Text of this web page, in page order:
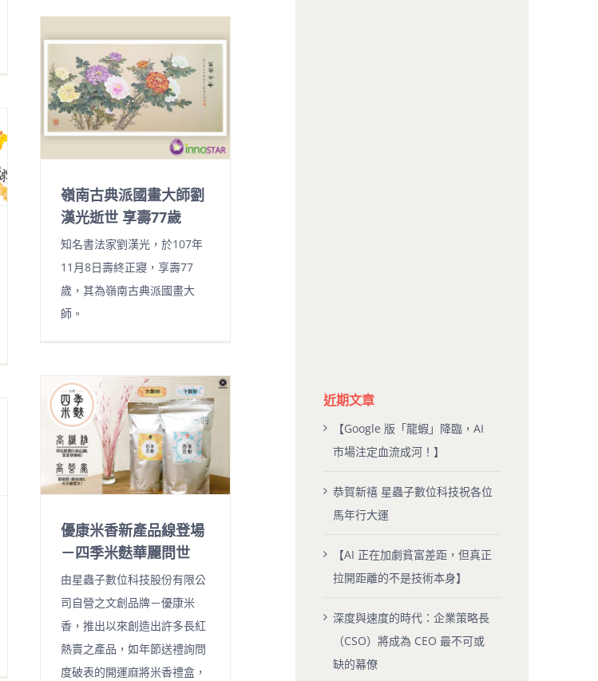
嶺南古典派國畫大師劉
漢光逝世 享壽77歲
知名書法家劉漢光，於107年
11月8日壽終正寢，享壽77
歲，其為嶺南古典派國畫大
師。
優康米香新產品線登場
－四季米麩華麗問世
由星蟲子數位科技股份有限公
司自營之文創品牌－優康米
香，推出以來創造出許多長紅
熱賣之產品，如年節送禮詢問
度破表的開運麻將米香禮盒，
近期文章
【Google 版「龍蝦」降臨，AI
市場注定血流成河！】
恭賀新禧 星蟲子數位科技祝各位
馬年行大運
【AI 正在加劇貧富差距，但真正
拉開距離的不是技術本身】
深度與速度的時代：企業策略長
（CSO）將成為 CEO 最不可或
缺的幕僚